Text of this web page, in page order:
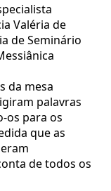
Valéria de
de Seminário
da mesa
palavras
os para os
que as
de todos os